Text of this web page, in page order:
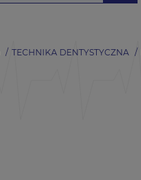
TECHNIKA DENTYSTYCZNA